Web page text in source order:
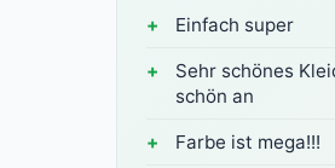
Einfach super
Sehr schönes
schön an
Farbe ist mega!!!